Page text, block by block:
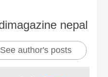
nepal
See author's posts